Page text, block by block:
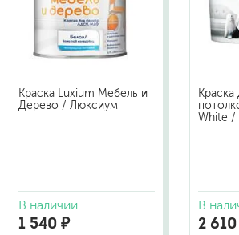
Краска Luxium Мебель и
Дерево / Люксиум
В наличии
1 540 ₽
Краска
White /
В
2